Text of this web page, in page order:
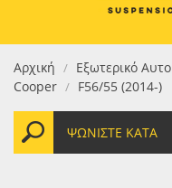
Αρχική / Εξωτερικό
Cooper / F56/55 (2014-)
ΨΩΝΊΣΤΕ ΚΑΤΆ